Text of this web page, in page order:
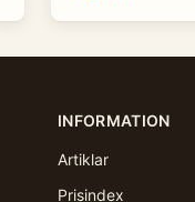
INFORMATION
Artiklar
Prisindex